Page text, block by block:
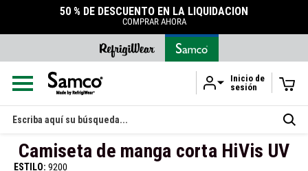
Ir al contenido principal
50 % DE DESCUENTO EN LA LIQUIDACIÓN
COMPRAR AHORA
Inicio de
sesión
Buscar
en
Camiseta de manga corta HiVis UV
ESTILO: 9200